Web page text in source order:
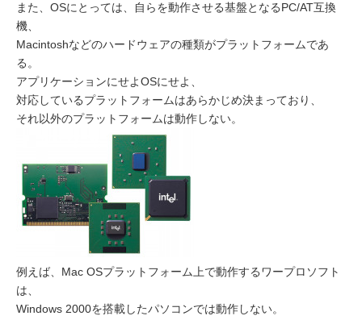
また、OSにとっては、自らを動作させる基盤となるPC/AT互換
機、
Macintoshなどのハードウェアの種類がプラットフォームであ
る。
アプリケーションにせよOSにせよ、
対応しているプラットフォームはあらかじめ決まっており、
それ以外のプラットフォームは動作しない。
例えば、Mac OSプラットフォーム上で動作するワープロソフト
は、
Windows 2000を搭載したパソコンでは動作しない。